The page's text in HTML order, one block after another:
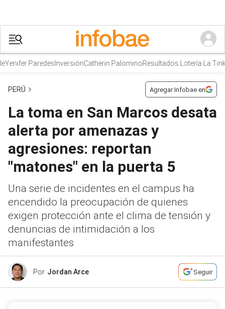
ParedesInversiónCatherin PalominoResultados Lotería La Tinka
PERÚ Agregar Infobae en
La toma en San Marcos desata
alerta por amenazas y
agresiones: reportan
"matones" en la puerta 5
Una serie de incidentes en el campus ha
encendido la preocupación de quienes
exigen protección ante el clima de tensión y
denuncias de intimidación a los
manifestantes
Por Jordan Arce Seguir